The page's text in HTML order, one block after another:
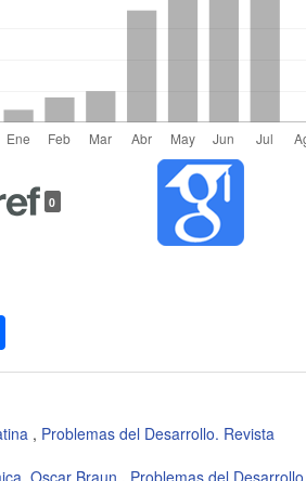
0
, Problemas del Desarrollo. Revista
Oscar Braun , Problemas del Desarrollo.